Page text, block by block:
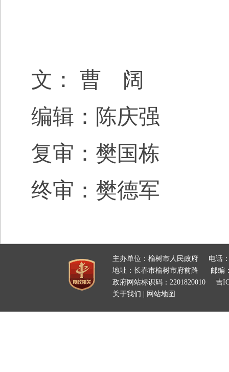
文 ： 曹 阔
编辑：陈庆强
复审：樊国栋
终审：樊德军
主办单位：榆树市人民政府
电话
地址：长春市榆树市府前路
邮编
政府网站标识码：2201820010
吉
关于我们
网站地图